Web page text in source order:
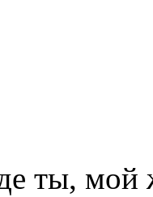
ты, мой